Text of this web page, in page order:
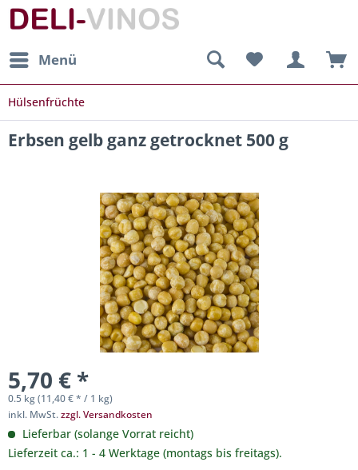
Menü
Hülsenfrüchte
Erbsen gelb ganz getrocknet 500 g
5,70 € *
0.5 kg (11,40 € * / 1 kg)
inkl. MwSt.zzgl. Versandkosten
Lieferbar (solange Vorrat reicht)
Lieferzeit ca.: 1 - 4 Werktage (montags bis freitags).